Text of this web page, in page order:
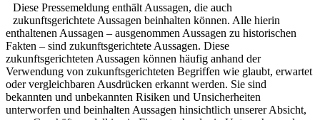
Diese Pressemeldung enthält Aussagen, die auch
zukunftsgerichtete Aussagen beinhalten können. Alle hierin
enthaltenen Aussagen – ausgenommen Aussagen zu historischen
Fakten – sind zukunftsgerichtete Aussagen. Diese
zukunftsgerichteten Aussagen können häufig anhand der
Verwendung von zukunftsgerichteten Begriffen wie glaubt, erwartet
oder vergleichbaren Ausdrücken erkannt werden. Sie sind
bekannten und unbekannten Risiken und Unsicherheiten
unterworfen und beinhalten Aussagen hinsichtlich unserer Absicht,